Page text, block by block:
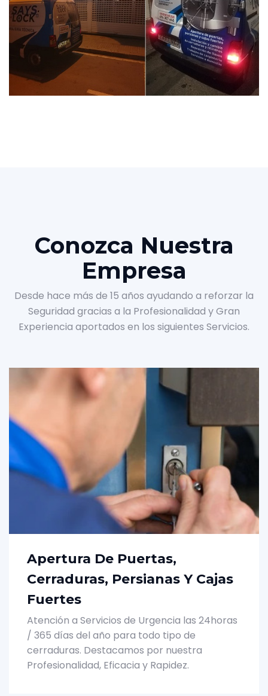
Conozca Nuestra
Empresa
Desde hace más de 15 años ayudando a reforzar la
Seguridad gracias a la Profesionalidad y Gran
Experiencia aportados en los siguientes Servicios.
Apertura De Puertas,
Cerraduras, Persianas Y Cajas
Fuertes
Atención a Servicios de Urgencia las 24horas
/ 365 días del año para todo tipo de
cerraduras. Destacamos por nuestra
Profesionalidad, Eficacia y Rapidez.